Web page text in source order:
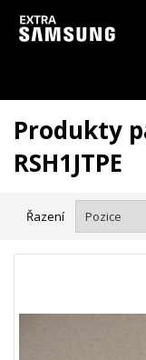
Vzhledem k aktuální
Produkty
RSH1JTPE
Řazení